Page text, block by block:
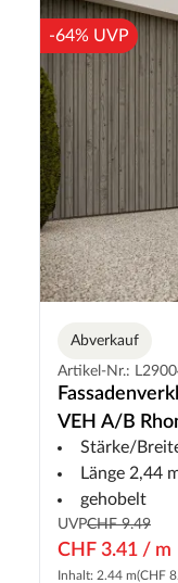
-64% UVP
Abverkauf
Artikel-Nr.:
VEH A/B
Stärke/
Länge 2,44
gehobelt
UVPCHF 9.49
CHF 3.41 / m
Inhalt: 2.44 m(CHF